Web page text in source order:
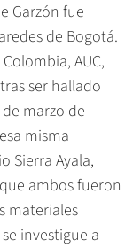
Garzón fue
de Bogotá.
AUC,
ser hallado
marzo de
misma
Sierra Ayala,
ambos fueron
materiales
investigue a